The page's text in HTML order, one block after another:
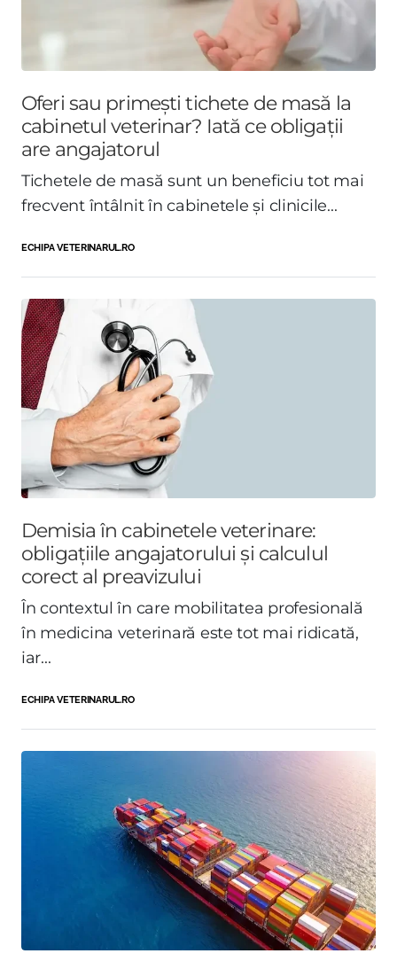
Oferi sau primești tichete de masă la
cabinetul veterinar? Iată ce obligații
are angajatorul
Tichetele de masă sunt un beneficiu tot mai
frecvent întâlnit în cabinetele și clinicile...
ECHIPA VETERINARUL.RO
Demisia în cabinetele veterinare:
obligațiile angajatorului și calculul
corect al preavizului
În contextul în care mobilitatea profesională
în medicina veterinară este tot mai ridicată,
iar...
ECHIPA VETERINARUL.RO